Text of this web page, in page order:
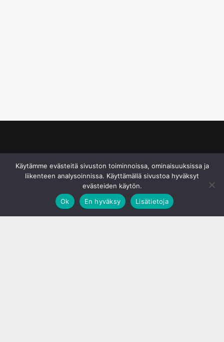
Käytämme evästeitä sivuston toiminnoissa, ominaisuuksissa ja
liikenteen analysoinnissa. Käyttämällä sivustoa hyväksyt
evästeiden käytön.
Ok
En hyväksy Lisätietoja